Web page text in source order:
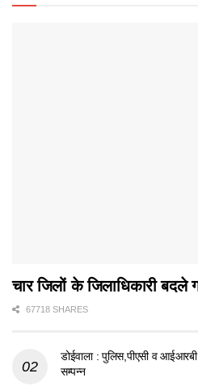
चार जिलों के जिलाधिकारी बदले
67718 SHARES
डोईवाला : पुलिस,पीएसी व
सम्पन्न